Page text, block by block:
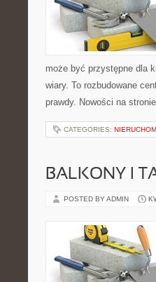
może być przystępne dla
wiary. To rozbudowane
prawdy. Nowości na
CATEGORIES:
BALKONY I
POSTED BY ADMIN